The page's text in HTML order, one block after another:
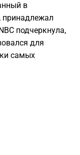
в
принадлежал
подчеркнула,
для
самых